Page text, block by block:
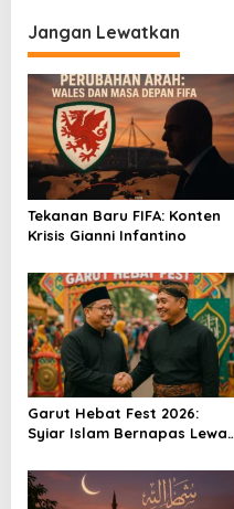
g
a
s
i
p
o
s
Jangan Lewatkan
Tekanan Baru FIFA: Konten
Krisis Gianni Infantino
Garut Hebat Fest 2026:
Syiar Islam Bernapas Lewat